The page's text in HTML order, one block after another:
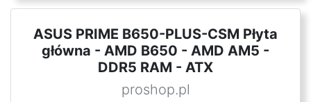
ASUS PRIME B650-PLUS-CSM Płyta
główna - AMD B650 - AMD AM5 -
DDR5 RAM - ATX
proshop.pl